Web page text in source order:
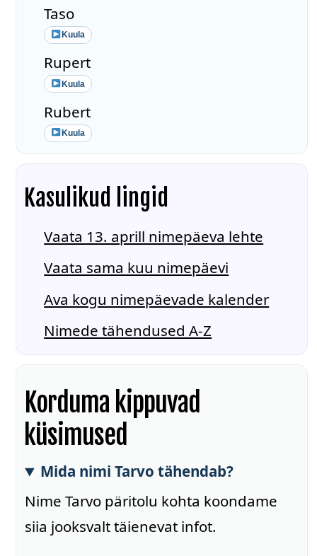
Taso
Kuula
Rupert
Kuula
Rubert
Kuula
Kasulikud lingid
Vaata 13. aprill nimepäeva lehte
Vaata sama kuu nimepäevi
Ava kogu nimepäevade kalender
Nimede tähendused A-Z
Korduma kippuvad
küsimused
Mida nimi Tarvo tähendab?
Nime Tarvo päritolu kohta koondame
siia jooksvalt täienevat infot.